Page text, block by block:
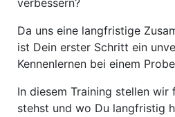
verbessern?
Da uns eine langfristige
ist Dein erster Schritt ein
Kennenlernen bei einem
In diesem Training stellen
stehst und wo Du langfristig